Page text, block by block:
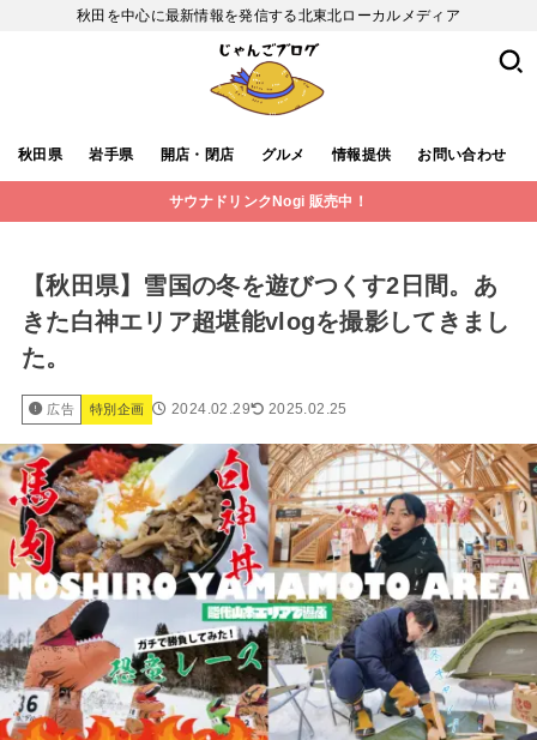
秋田を中心に最新情報を発信する北東北ローカルメディア
秋田県 岩手県 開店・閉店 グルメ 情報提供 お問い合わせ
サウナドリンクNogi 販売中！
【秋田県】雪国の冬を遊びつくす2日間。あ
きた白神エリア超堪能vlogを撮影してきまし
た。
広告 特別企画 2024.02.29 2025.02.25